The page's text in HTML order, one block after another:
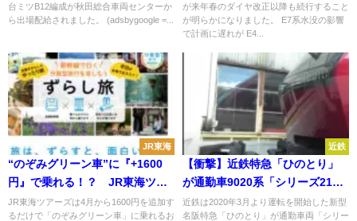
台ミツB12編成が秋田総合車両センターか
ら出場配給されました。 (adsbygoogle =...
が来年春のダイヤ改正以降も続行すること
が明らかになりました。 E7系水没の影響
で計画に遅れが E4...
JR東海
“のぞみグリーン車”に『+1600
円』で乗れる！？ JR東海ツア
ーズ、旅行商品発売 ４月から
JR東海ツアーズは4月から1600円を追加す
るだけで「のぞみグリーン車」に乗れるお
近鉄
【衝撃】近鉄特急「ひのとり」
が通勤車9020系「シリーズ21」
が連結作業を行う 東花園検車
近鉄は2020年3月より運転を開始した新型
名阪特急「ひのとり」が通勤車両「シリー